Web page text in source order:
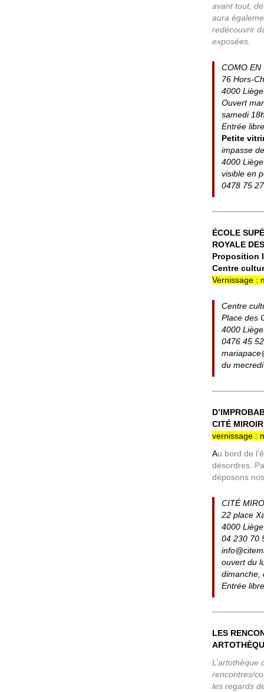
avant tout,
aura
redécouvrir
exposées.
COMO EN
76 Hors-
4000 Liège
Ouvert
samedi
Entrée libre
Petite
impasse
4000 Liège
visible en
0478 75
ÉCOLE
ROYALE
Proposition I
Centre
Vernissage :
Centre
Place des
4000 Liège
0476 45
du
CITÉ
vernissage :
Au bord de
désordres.
déposons
CITÉ
22 place
4000 Liège
04 230 70
ouvert du
dimanche,
Entrée libre
LES
L’artothèque
rencontres/
les regards